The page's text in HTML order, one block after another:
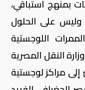
بمنهج استباقي،
وليس على الحلول
اللوجستية
النقل المصرية
مراكز لوجستية